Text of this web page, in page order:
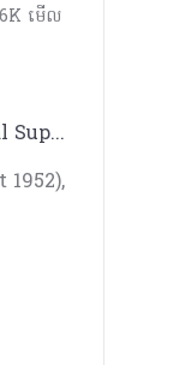
មើល
Mental Health Care & Psychosocial Support for Cambodians
1952),